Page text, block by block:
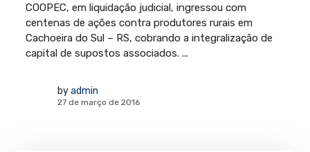
COOPEC, em liquidação judicial, ingressou com
centenas de ações contra produtores rurais em
Cachoeira do Sul – RS, cobrando a integralização de
capital de supostos associados. ...
by admin
27 de março de 2016